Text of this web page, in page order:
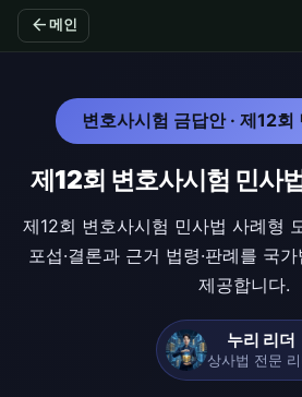
arrow_back 메인
변호사시험 금답안 · 제12회
제12회 변호사시험 민사
제12회 변호사시험 민사법 사례형
포섭·결론과 근거 법령·판례를 국
제공합니다.
누리 리더
상사법 전문 리